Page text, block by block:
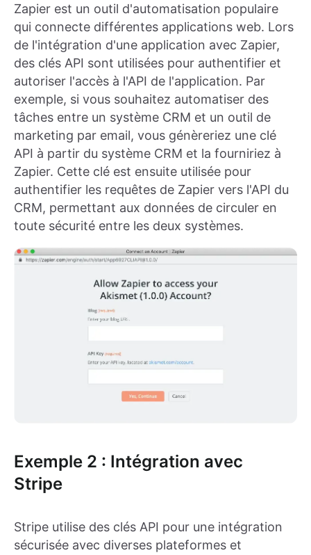
Zapier est un outil d'automatisation populaire
qui connecte différentes applications web. Lors
de l'intégration d'une application avec Zapier,
des clés API sont utilisées pour authentifier et
autoriser l'accès à l'API de l'application. Par
exemple, si vous souhaitez automatiser des
tâches entre un système CRM et un outil de
marketing par email, vous génèreriez une clé
API à partir du système CRM et la fourniriez à
Zapier. Cette clé est ensuite utilisée pour
authentifier les requêtes de Zapier vers l'API du
CRM, permettant aux données de circuler en
toute sécurité entre les deux systèmes.
Exemple 2 : Intégration avec
Stripe
Stripe utilise des clés API pour une intégration
sécurisée avec diverses plateformes et